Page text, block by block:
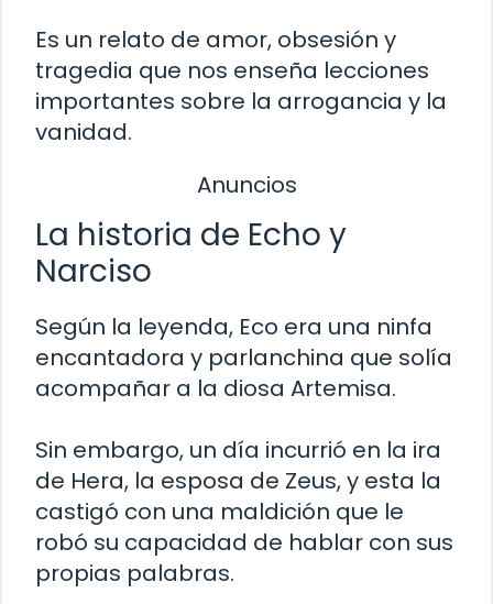
Es un relato de amor, obsesión y
tragedia que nos enseña lecciones
importantes sobre la arrogancia y la
vanidad.
Anuncios
La historia de Echo y
Narciso
Según la leyenda, Eco era una ninfa
encantadora y parlanchina que solía
acompañar a la diosa Artemisa.
Sin embargo, un día incurrió en la ira
de Hera, la esposa de Zeus, y esta la
castigó con una maldición que le
robó su capacidad de hablar con sus
propias palabras.